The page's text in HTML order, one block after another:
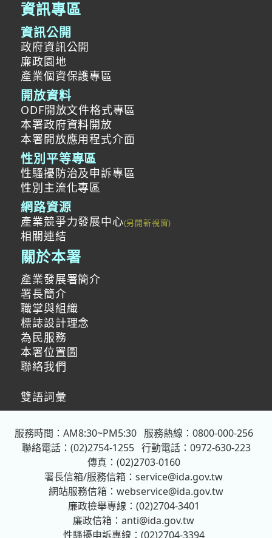
資訊專區
資訊公開
政府資訊公開
廉政園地
產業個資保護專區
開放資料
ODF開放文件格式專區
本署政府資料開放
本署開放應用程式介面
性別平等專區
性騷擾防治及申訴專區
性別主流化專區
網路資源
產業競爭力發展中心
相關連結
關於本署
產業發展署簡介
署長簡介
職掌與組織
標誌設計理念
為民服務
本署位置圖
聯絡我們
雙語詞彙
服務時間：AM8:30~PM5:30
服務熱線：0800-000-256
聯絡電話：(02)2754-1255 行動電話：0972-630-223
傳真：(02)2703-0160
署長信箱/服務信箱： service@ida.gov.tw
網站服務信箱： webservice@ida.gov.tw
廉政檢舉專線：(02)2704-3401
廉政信箱： anti@ida.gov.tw
性騷擾申訴專線：(02)2704-3394